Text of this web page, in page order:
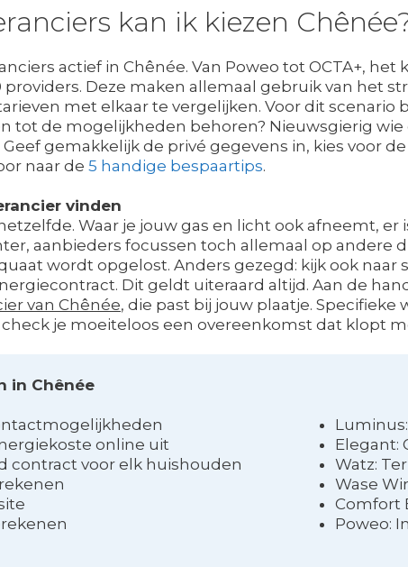
kan ik kiezen
actief in Chênée. Van Poweo tot OCTA+,
providers. Deze maken allemaal gebruik van het
met elkaar te vergelijken. Voor dit
tot de mogelijkheden behoren? Nieuwsgierig
gemakkelijk de privé gegevens in, kies voor
naar de 5 handige bespaartips.
vinden
Waar je jouw gas en licht ook afneemt,
aanbieders focussen toch allemaal op andere
wordt opgelost. Anders gezegd: kijk ook naar
Dit geldt uiteraard altijd. Aan de
van Chênée, die past bij jouw plaatje.
je moeiteloos een overeenkomst dat klopt
in Chênée
online uit
contract voor elk huishouden
Elegant:
Watz:
Wase
Comfort
Poweo: